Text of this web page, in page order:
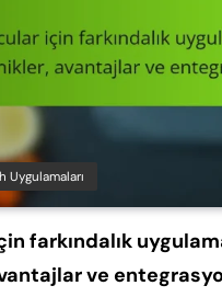
Uygulamaları
farkındalık
ve